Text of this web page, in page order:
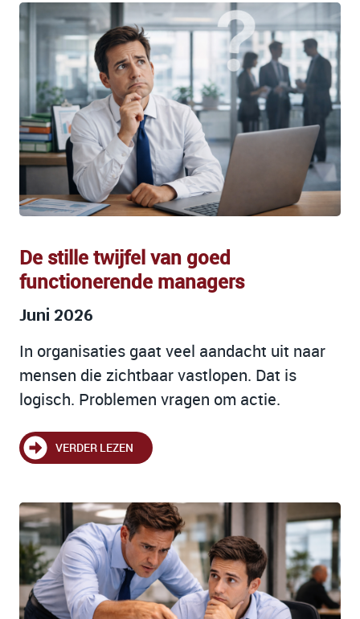
De stille twijfel van goed
functionerende managers
Juni 2026
In organisaties gaat veel aandacht uit naar
mensen die zichtbaar vastlopen. Dat is
logisch. Problemen vragen om actie.
VERDER LEZEN